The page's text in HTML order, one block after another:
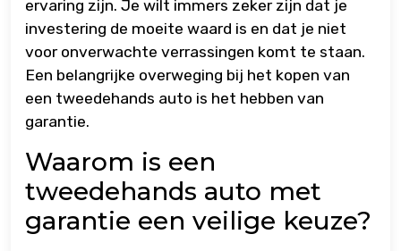
ervaring zijn. Je wilt immers zeker zijn dat je
investering de moeite waard is en dat je niet
voor onverwachte verrassingen komt te staan.
Een belangrijke overweging bij het kopen van
een tweedehands auto is het hebben van
garantie.
Waarom is een
tweedehands auto met
garantie een veilige keuze?